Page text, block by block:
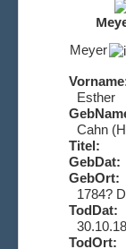
Meyer
Esther
Cahn
Titel:
GebDat:
GebOrt:
1784?
TodDat:
TodOrt: